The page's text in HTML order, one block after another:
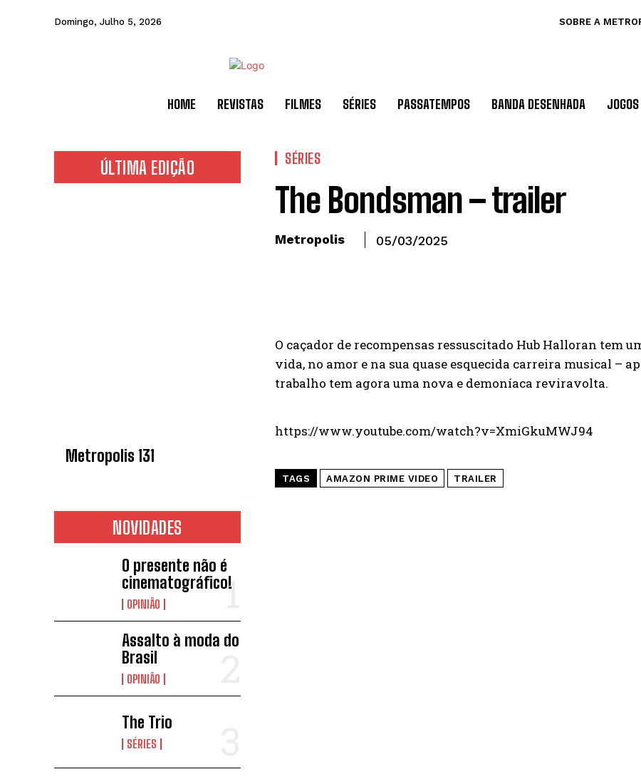
Domingo, Julho 5, 2026 SOBRE A
HOME REVISTAS FILMES SÉRIES PASSATEMPOS BANDA DESENHADA JOGOS
ÚLTIMA EDIÇÃO
Metropolis 131
NOVIDADES
O presente não é
cinematográfico!
OPINIÃO
Assalto à moda do
Brasil
OPINIÃO
The Trio
SÉRIES
SÉRIES
The Bondsman – trailer
Metropolis 05/03/2025
O caçador de recompensas ressuscitado Hub Halloran tem
vida, no amor e na sua quase esquecida carreira musical –
trabalho tem agora uma nova e demoníaca reviravolta.
https://www.youtube.com/watch?v=XmiGkuMWJ94
TAGS AMAZON PRIME VIDEO TRAILER